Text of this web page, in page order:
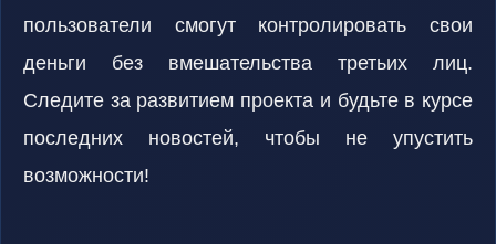
пользователи смогут контролировать свои
деньги без вмешательства третьих лиц.
Следите за развитием проекта и будьте в курсе
последних новостей, чтобы не упустить
возможности!